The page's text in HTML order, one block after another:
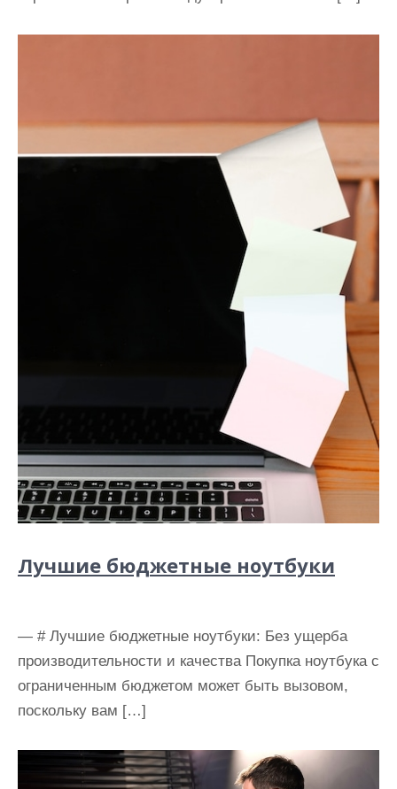
Лучшие бюджетные ноутбуки
— # Лучшие бюджетные ноутбуки: Без ущерба
производительности и качества Покупка ноутбука с
ограниченным бюджетом может быть вызовом,
поскольку вам […]